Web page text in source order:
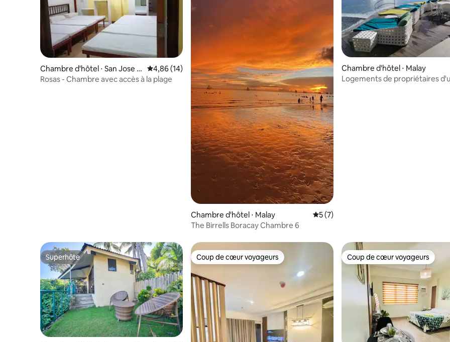
Chambre d'hôtel ⋅ San Jose d
e Buenavista
Évaluation moyenne sur la base de 14 commentaires : 4,86 sur 5
4,86 (14)
Rosas - Chambre avec accès à la plage
Chambre d'hôtel ⋅ Malay Évaluation moyenne sur la base de 7
5 (7)
The Birrells Boracay Chambre 6
Chambre d'hôtel ⋅ Malay
Logements de propriétaires
Superhôte
Superhôte Coup de cœur voyageurs
Coup de cœur voyageurs Coup de cœur voyageurs
Coup de cœur voyageurs